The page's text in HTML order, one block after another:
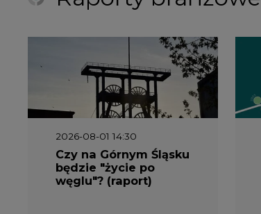
2026-08-01 14:30
Czy na Górnym Śląsku
będzie "życie po
węglu"? (raport)